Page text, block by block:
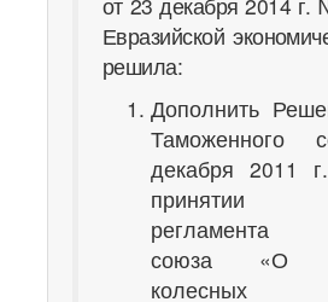
Евразийской
решила:
Дополнить
декабря
принятии
регламента
союза «О
колесных